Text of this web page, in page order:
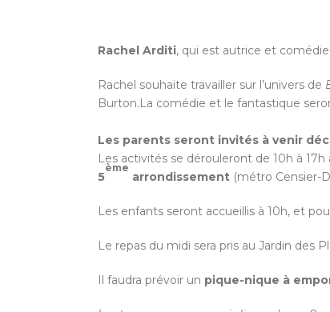
Rachel Arditi, qui est autrice et
Rachel souhaite travailler sur l’univers de
Burton.La comédie et le fantastique
Les parents seront invités à venir
Les activités se dérouleront de 10h à
5
ème
arrondissement (métro Censier-
Les enfants seront accueillis à 10h, et
Le repas du midi sera pris au Jardin des
Il faudra prévoir un pique-nique à